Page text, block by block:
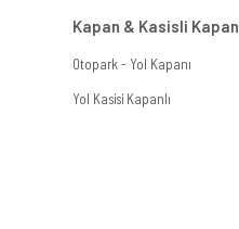
Kapan & Kasisli Kapan
Otopark - Yol Kapanı
Yol Kasisi Kapanlı